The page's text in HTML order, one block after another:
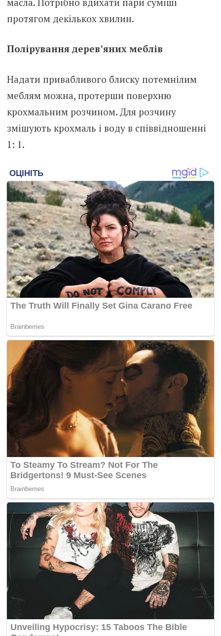
протягом декількох хвилин.
Полірування дерев’яних меблів
Надати привабливого блиску потемнілим
меблям можна, протерши поверхню
крохмальним розчином. Для розчину
змішують крохмаль і воду в співвідношенні
1: 1.